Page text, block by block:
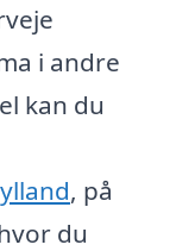
i andre
kan du
, på
du